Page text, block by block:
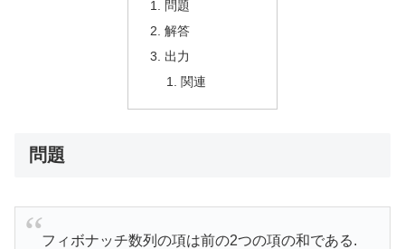
問題
解答
出力
関連
問題
フィボナッチ数列の項は前の2つの項の和である.